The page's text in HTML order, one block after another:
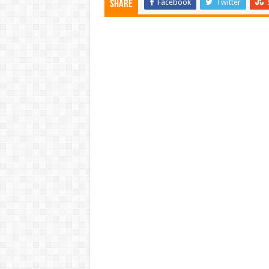
Share Facebook Twitter